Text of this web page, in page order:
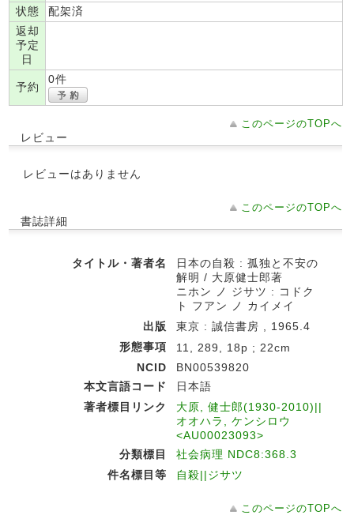
状態
配架済
返却
予定
日
予約
0件
このページのTOPへ
レビュー
レビューはありません
このページのTOPへ
書誌詳細
タイトル・著者名
日本の自殺 : 孤独と不安の
解明 / 大原健士郎著
ニホン ノ ジサツ : コドク
ト フアン ノ カイメイ
出版
東京 : 誠信書房 , 1965.4
形態事項
11, 289, 18p ; 22cm
NCID
BN00539820
本文言語コード
日本語
著者標目リンク
大原, 健士郎(1930-2010)||
オオハラ, ケンシロウ
<AU00023093>
分類標目
社会病理 NDC8:368.3
件名標目等
自殺||ジサツ
このページのTOPへ